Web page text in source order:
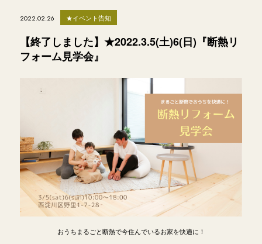
2022.02.26 ★イベント告知
【終了しました】★2022.3.5(土)6(日)『断熱リ
フォーム見学会』
おうちまるごと断熱で今住んでいるお家を快適に！